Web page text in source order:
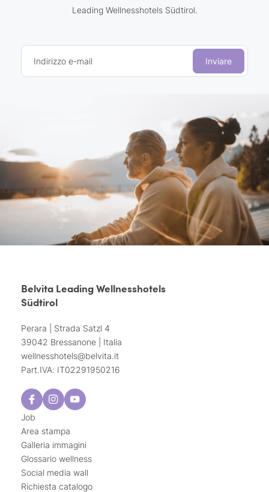
Leading Wellnesshotels Südtirol.
Indirizzo e-mail Inviare
Belvita Leading Wellnesshotels
Südtirol
Perara | Strada Satzl 4
39042 Bressanone | Italia
wellnesshotels@belvita.it
Part.IVA: IT02291950216
Job
Area stampa
Galleria immagini
Glossario wellness
Social media wall
Richiesta catalogo